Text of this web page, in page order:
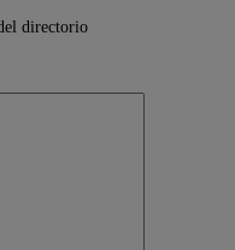
directorio